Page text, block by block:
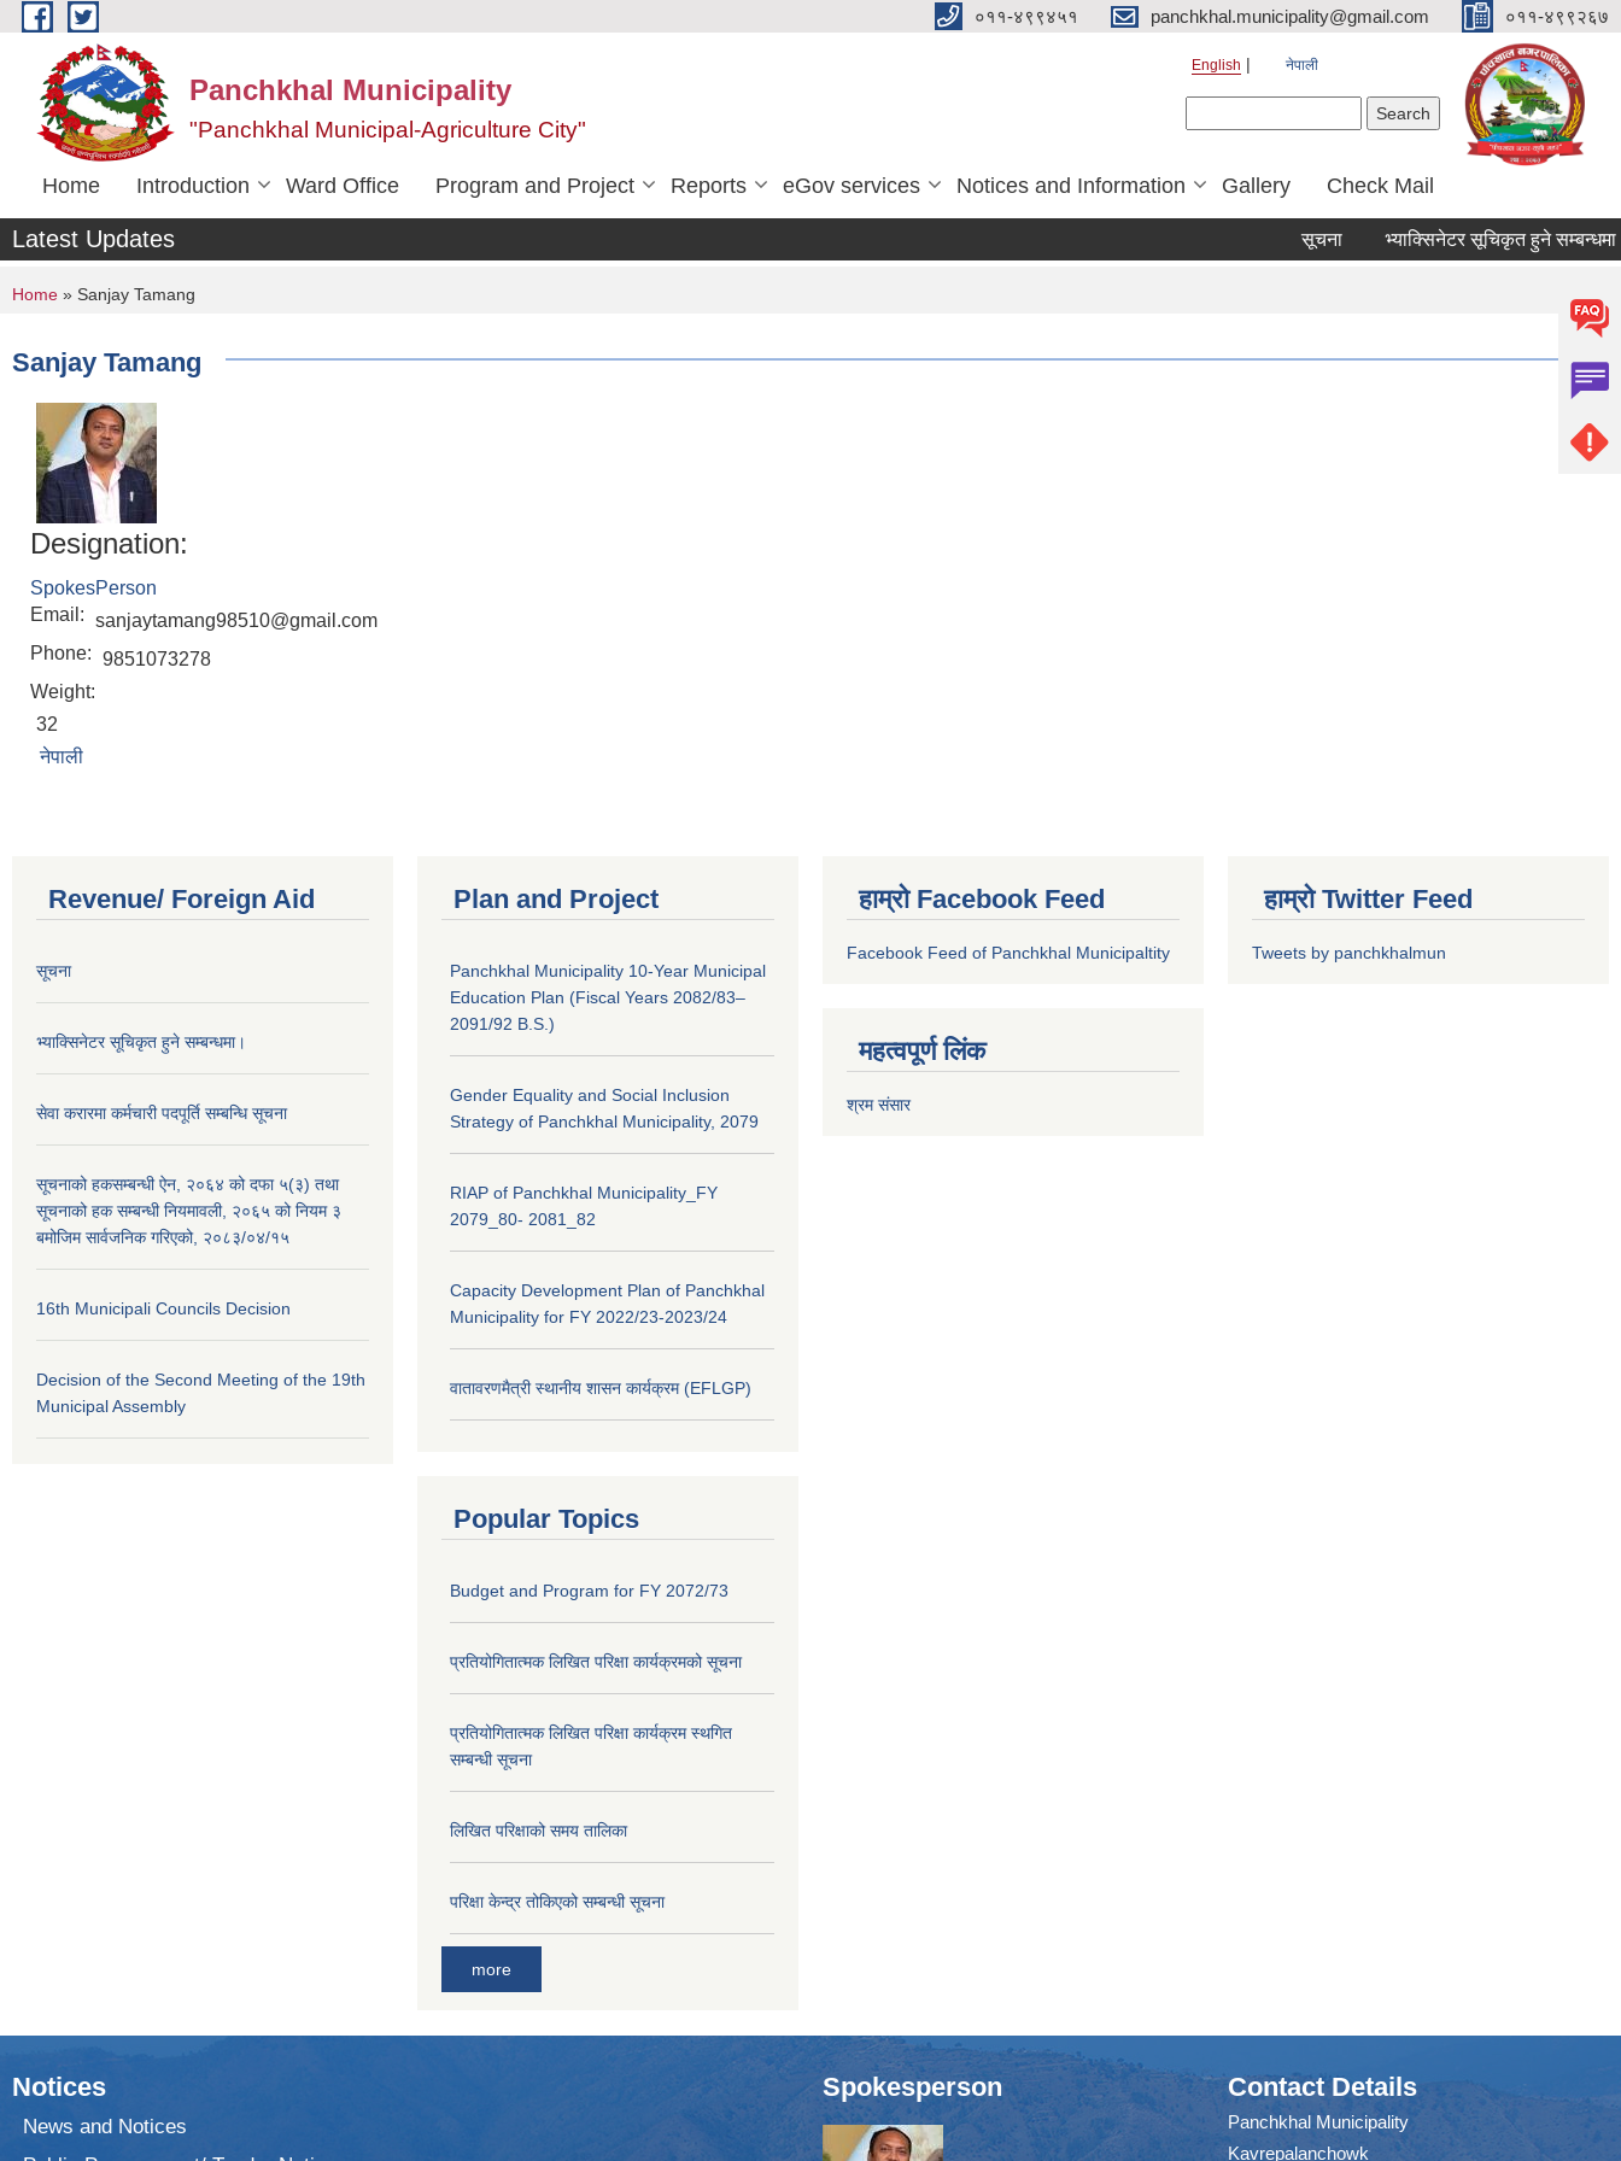
Skip to main content ०११-४९९४५१ panchkhal.municipality@gmail.com ०११-४९९२६७
Panchkhal Municipality
"Panchkhal Municipal-Agriculture City"
English नेपाली
Home Introduction Ward Office Program and Project Reports eGov services Notices and Information Gallery Check Mail
Latest Updates सूचना भ्याक्सिनेटर सूचिकृत हुने सम्बन्धमा।
You are here
Home » Sanjay Tamang
Sanjay Tamang
Designation:
SpokesPerson
Email: sanjaytamang98510@gmail.com
Phone: 9851073278
Weight:
32
नेपाली
Revenue/ Foreign Aid
सूचना
भ्याक्सिनेटर सूचिकृत हुने सम्बन्धमा।
सेवा करारमा कर्मचारी पदपूर्ति सम्बन्धि सूचना
सूचनाको हकसम्बन्धी ऐन, २०६४ को दफा ५(३) तथा
सूचनाको हक सम्बन्धी नियमावली, २०६५ को नियम ३
बमोजिम सार्वजनिक गरिएको, २०८३/०४/१५
16th Municipali Councils Decision
Decision of the Second Meeting of the 19th
Municipal Assembly
Plan and Project
Panchkhal Municipality 10-Year Municipal
Education Plan (Fiscal Years 2082/83–
2091/92 B.S.)
Gender Equality and Social Inclusion
Strategy of Panchkhal Municipality, 2079
RIAP of Panchkhal Municipality_FY
2079_80- 2081_82
Capacity Development Plan of Panchkhal
Municipality for FY 2022/23-2023/24
वातावरणमैत्री स्थानीय शासन कार्यक्रम (EFLGP)
Popular Topics
Budget and Program for FY 2072/73
प्रतियोगितात्मक लिखित परिक्षा कार्यक्रमको सूचना
प्रतियोगितात्मक लिखित परिक्षा कार्यक्रम स्थगित
सम्बन्धी सूचना
लिखित परिक्षाको समय तालिका
परिक्षा केन्द्र तोकिएको सम्बन्धी सूचना
more
हाम्रो Facebook Feed
Facebook Feed of Panchkhal Municipaltity
महत्वपूर्ण लिंक
श्रम संसार
हाम्रो Twitter Feed
Tweets by panchkhalmun
Notices
News and Notices
Spokesperson Contact Details
Panchkhal Municipality
Kavrepalanchowk